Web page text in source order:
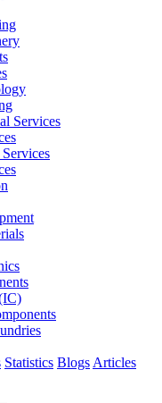
Services
Statistics Blogs Articles